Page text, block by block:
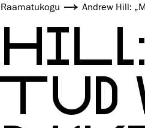
Raamatukogu Andrew Hill:
HILL: